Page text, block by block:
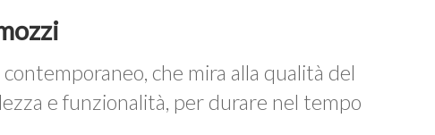
che mira alla qualità del
e funzionalità, per durare nel tempo